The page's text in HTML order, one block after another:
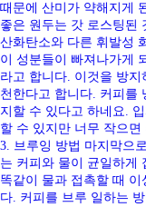
때문에 산미가 약해지게
좋은 원두는 갓 로스팅된
산화탄소와 다른 휘발성
이 성분들이 빠져나가게
라고 합니다. 이것을 방
천한다고 합니다. 커피를
지할 수 있다고 하네요.
할 수 있지만 너무 작으
3. 브루잉 방법 마지막으
는 커피와 물이 균일하게
똑같이 물과 접촉할 때 이
다. 커피를 브루 일하는